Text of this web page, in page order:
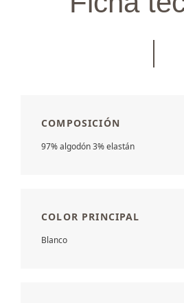
COMPOSICIÓN
97% algodón 3% elastán
COLOR PRINCIPAL
Blanco